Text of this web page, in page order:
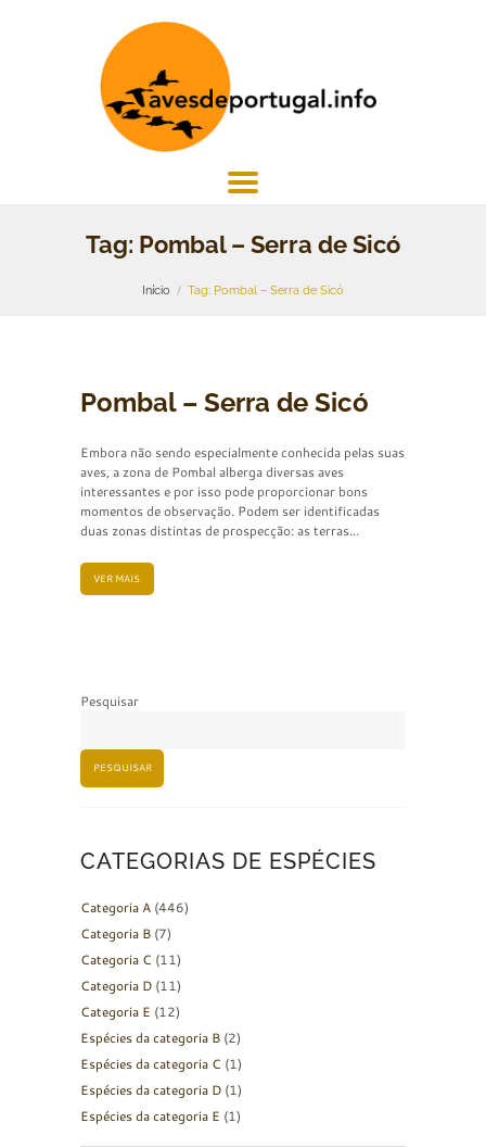
Tag: Pombal – Serra de Sicó
Início Tag: Pombal – Serra de Sicó
Pombal – Serra de Sicó
Embora não sendo especialmente conhecida pelas suas
aves, a zona de Pombal alberga diversas aves
interessantes e por isso pode proporcionar bons
momentos de observação. Podem ser identificadas
duas zonas distintas de prospecção: as terras...
VER MAIS
Pesquisar
PESQUISAR
CATEGORIAS DE ESPÉCIES
Categoria A (446)
Categoria B (7)
Categoria C (11)
Categoria D (11)
Categoria E (12)
Espécies da categoria B (2)
Espécies da categoria C (1)
Espécies da categoria D (1)
Espécies da categoria E (1)